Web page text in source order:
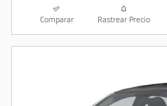
Comparar Rastrear Precio